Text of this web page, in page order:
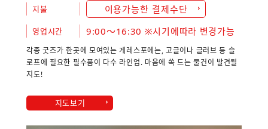
지불 이용가능한 결제수단
영업시간 9:00～16:30 ※시기에따라 변경가능
각종 굿즈가 한곳에 모여있는 게레스포에는, 고글이나 글러브 등 슬
로프에 필요한 필수품이 다수 라인업. 마음에 쏙 드는 물건이 발견될
지도!
지도보기